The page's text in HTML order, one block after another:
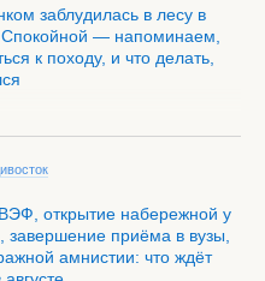
заблудилась в лесу в
Спокойной — напоминаем,
к походу, и что делать,
открытие набережной у
приёма в вузы,
амнистии: что ждёт